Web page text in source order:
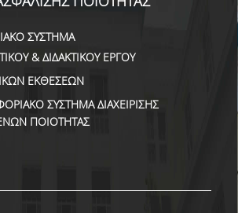
/ Διδασκαλίας ΠΠΣ
/ Διδασκαλίας ΠΜΣ
ΣΥΣΤΗΜΑ
& ΔΙΔΑΚΤΙΚΟΥ ΕΡΓΟΥ
ΕΚΘΕΣΕΩΝ
ΣΥΣΤΗΜΑ ΔΙΑΧΕΙΡΙΣΗΣ
ΠΟΙΟΤΗΤΑΣ